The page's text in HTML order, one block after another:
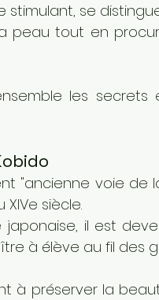
stimulant, se
peau tout en
les
"ancienne voie de
siècle.
japonaise, il est
à élève au fil des
à préserver la